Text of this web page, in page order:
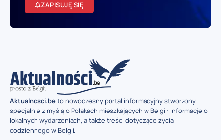
ZAPISUJĘ SIĘ
Aktualnosci.beto nowoczesny portal informacyjny stworzony
specjalnie z myślą o Polakach mieszkających w Belgii: informacje o
lokalnych wydarzeniach, a także treści dotyczące życia
codziennego w Belgii.